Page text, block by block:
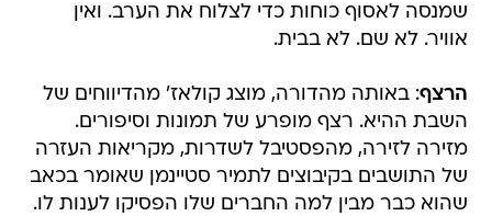
שמנסה לאסוף כוחות כדי לצלוח את הערב. ואין
אוויר. לא שם. לא בבית.
הרצף: באותה מהדורה, מוצג קולאז' מהדיווחים של
השבת ההיא. רצף מופרע של תמונות וסיפורים.
מזירה לזירה, מהפסטיבל לשדרות, מקריאות העזרה
של התושבים בקיבוצים לתמיר סטיינמן שאומר בכאב
שהוא כבר מבין למה החברים שלו הפסיקו לענות לו.